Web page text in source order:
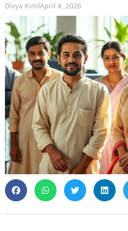
Divya Kirti April 4, 2026